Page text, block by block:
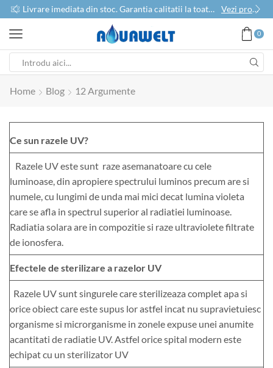
Livrare imediata din stoc. Garantia calitatii la toate produsele Vezi produse
0
Home Blog 12 Argumente
Ce sun razele UV?
Razele UV este sunt raze asemanatoare cu cele
luminoase, din apropiere spectrului luminos precum are si
numele, cu lungimi de unda mai mici decat lumina violeta
care se afla in spectrul superior al radiatiei luminoase.
Radiatia solara are in compozitie si raze ultraviolete filtrate
de ionosfera.
Efectele de sterilizare a razelor UV
Razele UV sunt singurele care sterilizeaza complet apa si
orice obiect care este supus lor astfel incat nu supravietuiesc
organisme si microrganisme in zonele expuse unei anumite
acantitati de radiatie UV. Astfel orice spital modern este
echipat cu un sterilizator UV